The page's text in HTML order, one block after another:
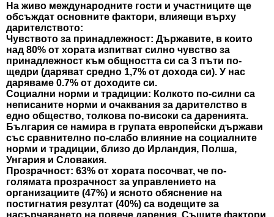
На живо международните гости и участниците ще
обсъждат основните фактори, влияещи върху
дарителството:
Чувството за принадлежност: Държавите, в които
над 80% от хората изпитват силно чувство за
принадлежност към общността си са 3 пъти по-
щедри (даряват средно 1,7% от дохода си). У нас
даряваме 0.7% от доходите си.
Социални норми и традиции: Колкото по-силни са
неписаните норми и очаквания за дарителство в
едно общество, толкова по-високи са даренията.
България се намира в групата европейски държави
със сравнително по-слабо влияние на социалните
норми и традиции, близо до Ирландия, Полша,
Унгария и Словакия.
Прозрачност: 63% от хората посочват, че по-
голямата прозрачност за управлението на
организациите (47%) и ясното обяснение на
постигнатия резултат (40%) са водещите за
насърчаването на повече дарения. Същите фактори